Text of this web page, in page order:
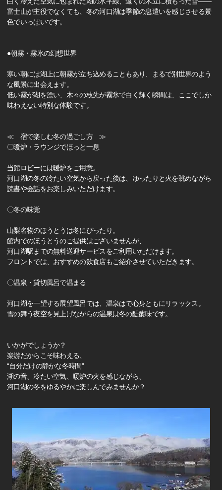
富士山が主役でなくても、冬の河口湖は季節の息遣いを感じさせる景
色でいっぱいです。
●朝霧・霧氷の幻想世界
寒い朝には湖上に朝霧が立ち込めることもあり、まるで別世界のよう
な風景に出会えます。
低い霧が湖を漂い、木々の枝先が霧氷で白く輝く瞬間は、ここでしか
味わえない特別な体験です。
≪ 宿で楽しむ冬の過ごし方 ≫
〇暖炉・ラウンジでほっと一息
当館ロビーには暖炉をご用意。
河口湖の冬の冷たい空気から戻った後は、ゆったりと火を眺めながら
読書や会話をお楽しみいただけます。
〇冬の味覚
山梨名物のほうとうは冬にぴったり。
館内でのほうとうのご提供はございませんが、
河口湖駅までの無料送迎サービスをご利用いただけます。
フロントでは、おすすめの飲食店もご紹介させていただきます。
〇温泉・貸切風呂で温まる
河口湖を一望する展望風呂では、温泉はで心身ともにリラックス。
雪の舞う夜空を見上げながらの温泉は冬の醍醐味です。
いかがでしょうか？
楽游だからこそ味わえる、
“自分だけの静かな冬時間”
湖の音、冷たい空気、暖炉の火を感じながら、
河口湖の冬をゆるやかに楽しんでみませんか？